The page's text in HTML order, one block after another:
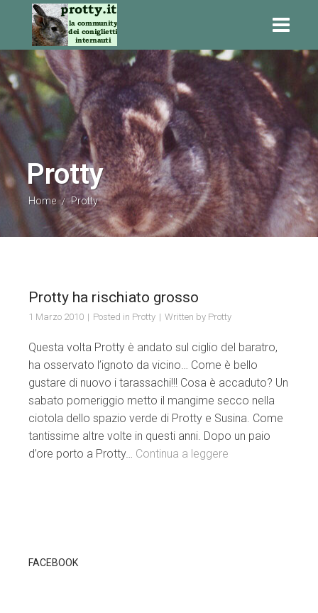
Protty
Home / Protty
Protty ha rischiato grosso
1 Marzo 2010 Posted in Protty Written by Protty
Questa volta Protty è andato sul ciglio del baratro,
ha osservato l’ignoto da vicino… Come è bello
gustare di nuovo i tarassachi!!! Cosa è accaduto? Un
sabato pomeriggio metto il mangime secco nella
ciotola dello spazio verde di Protty e Susina. Come
tantissime altre volte in questi anni. Dopo un paio
d’ore porto a Protty… Continua a leggere
FACEBOOK